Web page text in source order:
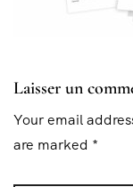
Laisser un
Your email
are marked *